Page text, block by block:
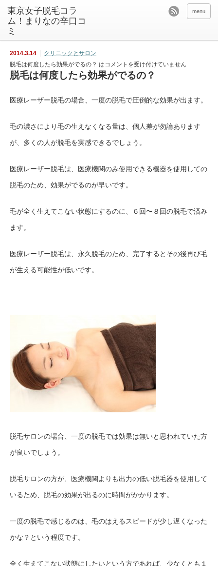
東京女子脱毛コラ
ム！まりなの辛口コ
ミ
menu
2014.3.14
クリニックとサロン
脱毛は何度したら効果がでるの？ はコメントを受け付けていません
脱毛は何度したら効果がでるの？
医療レーザー脱毛の場合、一度の脱毛で圧倒的な効果が出ます。
毛の濃さにより毛の生えなくなる量は、個人差が勿論あります
が、多くの人が脱毛を実感できるでしょう。
医療レーザー脱毛は、医療機関のみ使用できる機器を使用しての
脱毛のため、効果がでるのが早いです。
毛が全く生えてこない状態にするのに、６回〜８回の脱毛で済み
ます。
医療レーザー脱毛は、永久脱毛のため、完了するとその後再び毛
が生える可能性が低いです。
脱毛サロンの場合、一度の脱毛では効果は無いと思われていた方
が良いでしょう。
脱毛サロンの方が、医療機関よりも出力の低い脱毛器を使用して
いるため、脱毛の効果が出るのに時間がかかります。
一度の脱毛で感じるのは、毛のはえるスピードが少し遅くなった
かな？という程度です。
全く生えてこない状態にしたいという方であれば、少なくとも１